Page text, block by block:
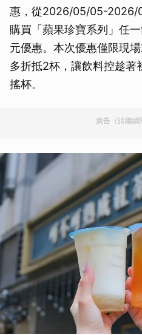
惠，從2026/05/05-2026/
購買「蘋果珍寶系列」任
元優惠。本次優惠僅限現
多折抵2杯，讓飲料控趁著
搖杯。
廣告（請繼續